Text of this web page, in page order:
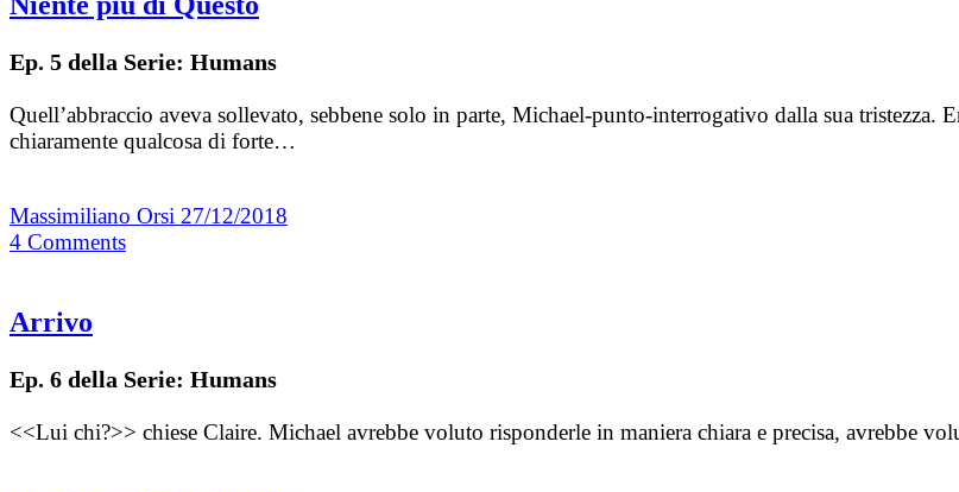
Ep. 5 della Serie: Humans
Quell’abbraccio aveva sollevato, sebbene solo in parte, Michael-punto-interrogativo dalla sua tristezza.
chiaramente qualcosa di forte…
Massimiliano Orsi 27/12/2018
4 Comments
Arrivo
Ep. 6 della Serie: Humans
<<Lui chi?>> chiese Claire. Michael avrebbe voluto risponderle in maniera chiara e precisa, avrebbe